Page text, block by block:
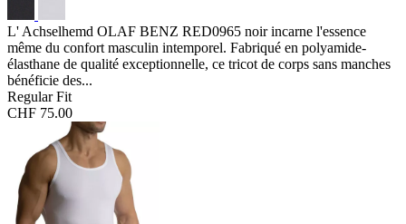
L' Achselhemd OLAF BENZ RED0965 noir incarne l'essence
même du confort masculin intemporel. Fabriqué en polyamide-
élasthane de qualité exceptionnelle, ce tricot de corps sans manches
bénéficie des...
Regular Fit
CHF 75.00